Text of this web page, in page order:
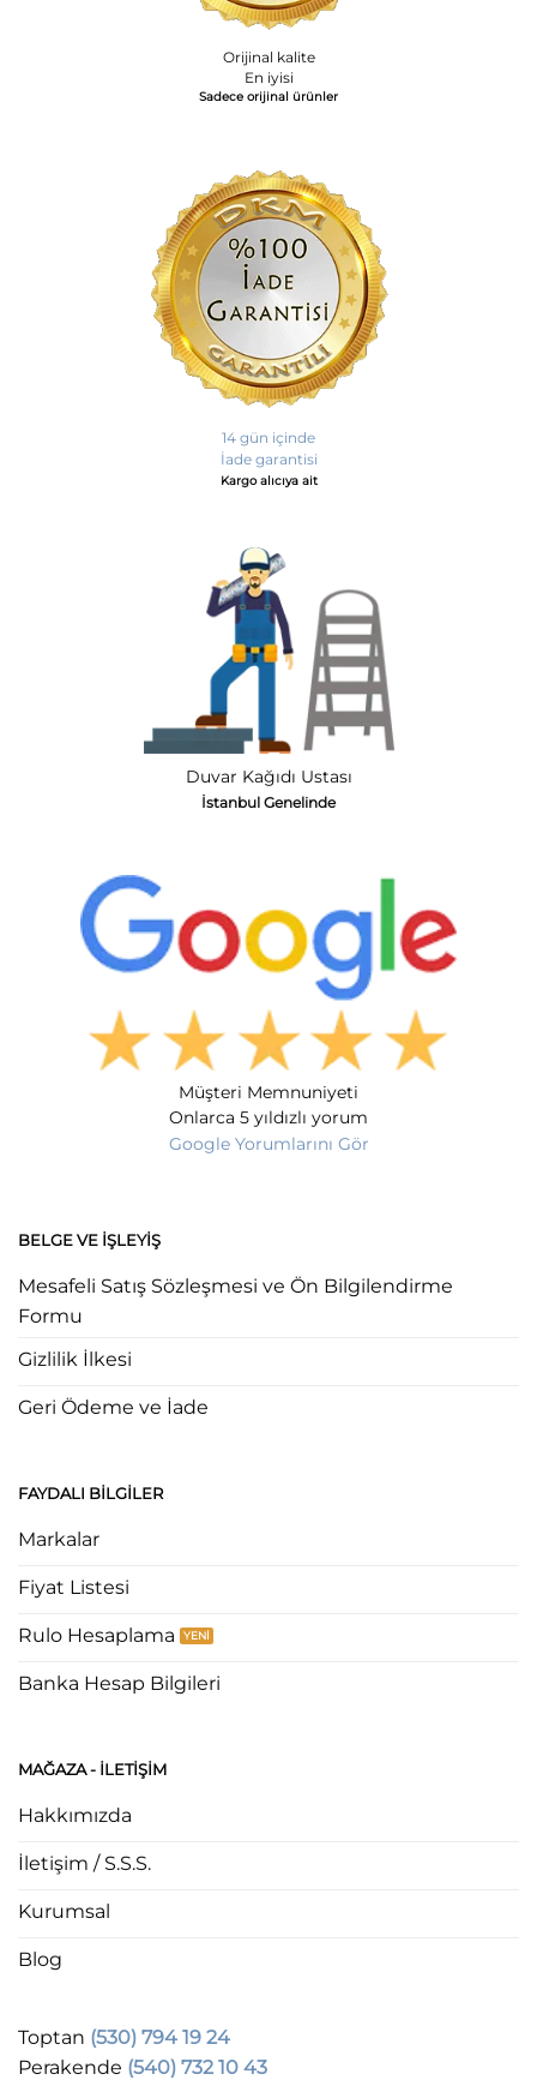
Orijinal kalite
En iyisi
Sadece orijinal ürünler
14 gün içinde
İade garantisi
Kargo alıcıya ait
Duvar Kağıdı Ustası
İstanbul Genelinde
Müşteri Memnuniyeti
Onlarca 5 yıldızlı yorum
Google Yorumlarını Gör
BELGE VE İŞLEYIŞ
Mesafeli Satış Sözleşmesi ve Ön Bilgilendirme
Formu
Gizlilik İlkesi
Geri Ödeme ve İade
FAYDALI BILGILER
Markalar
Fiyat Listesi
Rulo Hesaplama
Banka Hesap Bilgileri
MAĞAZA - ILETIŞIM
Hakkımızda
İletişim / S.S.S.
Kurumsal
Blog
Toptan (530) 794 19 24
Perakende (540) 732 10 43